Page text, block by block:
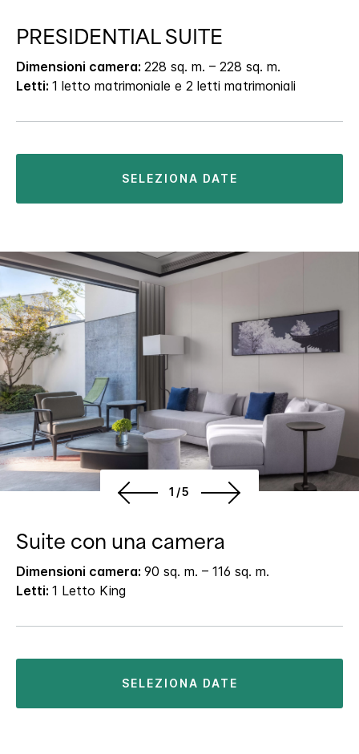
PRESIDENTIAL SUITE
Dimensioni camera: 228 sq. m. – 228 sq. m.
Letti: 1 letto matrimoniale e 2 letti matrimoniali
SELEZIONA DATE
1/5
Suite con una camera
Dimensioni camera: 90 sq. m. – 116 sq. m.
Letti: 1 Letto King
SELEZIONA DATE